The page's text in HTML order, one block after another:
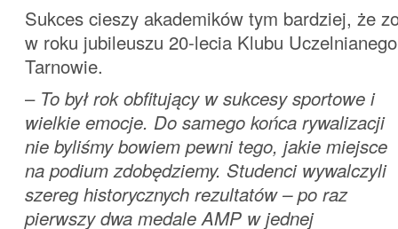
Sukces cieszy akademików tym bardziej, że
w roku jubileuszu 20-lecia Klubu
Tarnowie.
– To był rok obfitujący w sukcesy sportowe i
wielkie emocje. Do samego końca rywalizacji
nie byliśmy bowiem pewni tego, jakie miejsce
na podium zdobędziemy. Studenci wywalczyli
szereg historycznych rezultatów – po raz
pierwszy dwa medale AMP w jednej